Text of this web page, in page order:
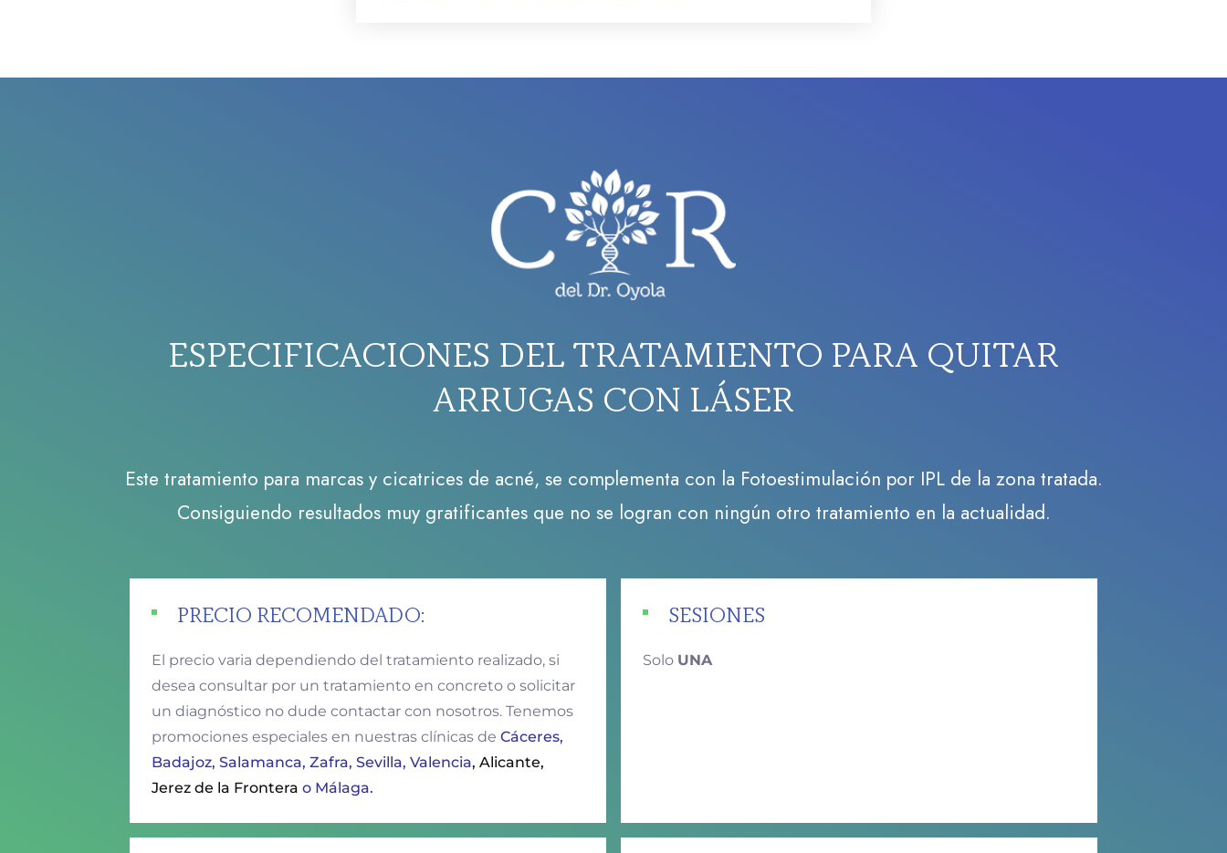
ESPECIFICACIONES DEL TRATAMIENTO PARA QUITAR
ARRUGAS CON LÁSER
Este tratamiento para marcas y cicatrices de acné, se complementa con la Fotoestimulación por IPL de la zona tratada.
Consiguiendo resultados muy gratificantes que no se logran con ningún otro tratamiento en la actualidad.
PRECIO RECOMENDADO:
El precio varia dependiendo del tratamiento realizado, si
desea consultar por un tratamiento en concreto o solicitar
un diagnóstico no dude contactar con nosotros. Tenemos
promociones especiales en nuestras clínicas deCáceres,
Badajoz, Salamanca, Zafra, Sevilla, Valencia, Alicante,
Jerez de la Frontera o Málaga.
SESIONES
Solo UNA